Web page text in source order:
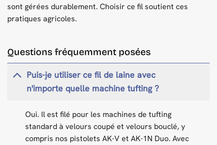
sont gérées durablement. Choisir ce fil soutient ces
pratiques agricoles.
Questions fréquemment posées
Puis-je utiliser ce fil de laine avec
n'importe quelle machine tufting ?
Oui. Il est filé pour les machines de tufting
standard à velours coupé et velours bouclé, y
compris nos pistolets AK-V et AK-1N Duo. Avec